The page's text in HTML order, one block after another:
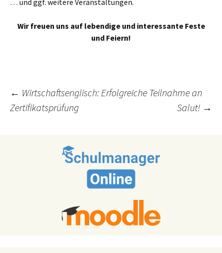
… und ggf. weitere Veranstaltungen.
Wir freuen uns auf lebendige und interessante Feste
und Feiern!
Post
← Wirtschaftsenglisch: Erfolgreiche Teilnahme an
Zertifikatsprüfung
Salut! →